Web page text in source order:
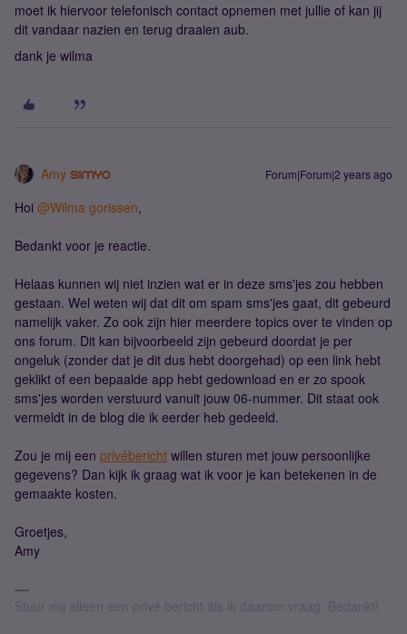
moet ik hiervoor telefonisch contact opnemen met jullie of kan jij
dit vandaar nazien en terug draaien aub.
dank je wilma
Amy Forum|Forum|2 years ago
Hoi @Wilma gorissen,
Bedankt voor je reactie.
Helaas kunnen wij niet inzien wat er in deze sms'jes zou hebben
gestaan. Wel weten wij dat dit om spam sms'jes gaat, dit gebeurd
namelijk vaker. Zo ook zijn hier meerdere topics over te vinden op
ons forum. Dit kan bijvoorbeeld zijn gebeurd doordat je per
ongeluk (zonder dat je dit dus hebt doorgehad) op een link hebt
geklikt of een bepaalde app hebt gedownload en er zo spook
sms'jes worden verstuurd vanuit jouw 06-nummer. Dit staat ook
vermeldt in de blog die ik eerder heb gedeeld.
Zou je mij een privébericht willen sturen met jouw persoonlijke
gegevens? Dan kijk ik graag wat ik voor je kan betekenen in de
gemaakte kosten.
Groetjes,
Amy
Stuur mij alleen een privé bericht als ik daarom vraag. Bedankt!